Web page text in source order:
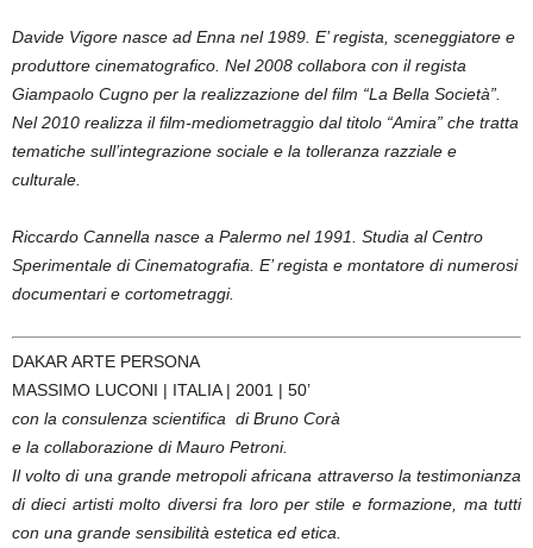
Davide Vigore nasce ad Enna nel 1989. E’ regista, sceneggiatore e
produttore cinematografico. Nel 2008 collabora con il regista
Giampaolo Cugno per la realizzazione del film “La Bella Società”.
Nel 2010 realizza il film-mediometraggio dal titolo “Amira” che tratta
tematiche sull’integrazione sociale e la tolleranza razziale e
culturale.
Riccardo Cannella nasce a Palermo nel 1991. Studia al Centro
Sperimentale di Cinematografia. E’ regista e montatore di numerosi
documentari e cortometraggi.
DAKAR ARTE PERSONA
MASSIMO LUCONI | ITALIA | 2001 | 50’
con la consulenza scientifica di Bruno Corà
e la collaborazione di Mauro Petroni.
Il volto di una grande metropoli africana attraverso la testimonianza
di dieci artisti molto diversi fra loro per stile e formazione, ma tutti
con una grande sensibilità estetica ed etica.